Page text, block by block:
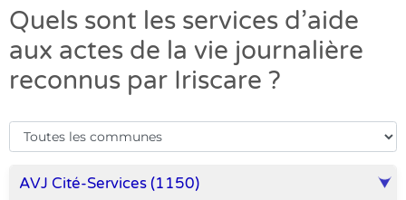
Quels sont les services d’aide
aux actes de la vie journalière
reconnus par Iriscare ?
AVJ Cité-Services (1150)